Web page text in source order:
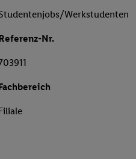
Werkstudenten
Nr.